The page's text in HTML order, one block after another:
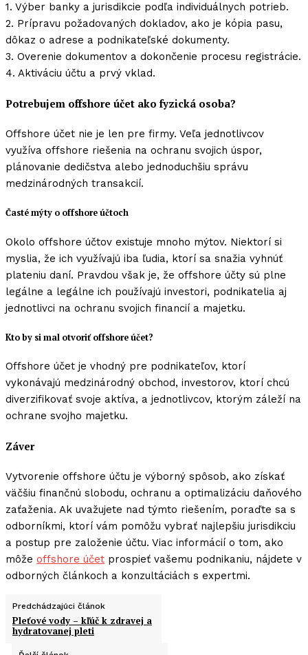
1. Výber banky a jurisdikcie podľa individuálnych potrieb.
2. Prípravu požadovaných dokladov, ako je kópia pasu,
dôkaz o adrese a podnikateľské dokumenty.
3. Overenie dokumentov a dokončenie procesu registrácie.
4. Aktiváciu účtu a prvý vklad.
Potrebujem offshore účet ako fyzická osoba?
Offshore účet nie je len pre firmy. Veľa jednotlivcov
využíva offshore riešenia na ochranu svojich úspor,
plánovanie dedičstva alebo jednoduchšiu správu
medzinárodných transakcií.
Časté mýty o offshore účtoch
Okolo offshore účtov existuje mnoho mýtov. Niektorí si
myslia, že ich využívajú iba ľudia, ktorí sa snažia vyhnúť
plateniu daní. Pravdou však je, že offshore účty sú plne
legálne a legálne ich používajú investori, podnikatelia aj
jednotlivci na ochranu svojich financií a majetku.
Kto by si mal otvoriť offshore účet?
Offshore účet je vhodný pre podnikateľov, ktorí
vykonávajú medzinárodný obchod, investorov, ktorí chcú
diverzifikovať svoje aktíva, a jednotlivcov, ktorým záleží na
ochrane svojho majetku.
Záver
Vytvorenie offshore účtu je výborný spôsob, ako získať
väčšiu finančnú slobodu, ochranu a optimalizáciu daňového
zaťaženia. Ak uvažujete nad týmto riešením, poraďte sa s
odborníkmi, ktorí vám pomôžu vybrať najlepšiu jurisdikciu
a postup pre založenie účtu. Viac informácií o tom, ako
môže offshore účet prospieť vašemu podnikaniu, nájdete v
odborných článkoch a konzultáciách s expertmi.
Predchádzajúci článok
Pleťové vody – kľúč k zdravej a
hydratovanej pleti